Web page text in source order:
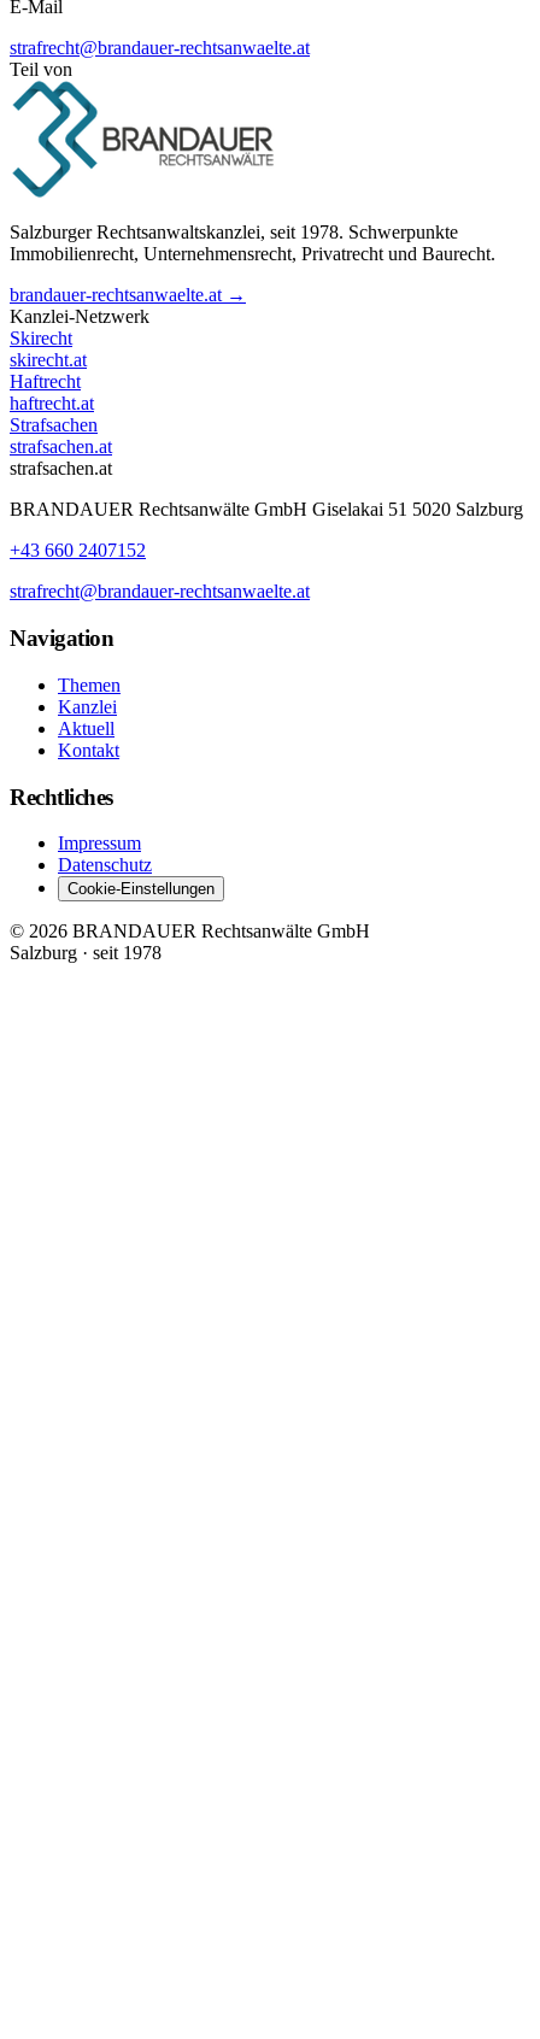
E-Mail
strafrecht@brandauer-rechtsanwaelte.at
Teil von
Salzburger Rechtsanwaltskanzlei, seit 1978. Schwerpunkte
Immobilienrecht, Unternehmensrecht, Privatrecht und Baurecht.
brandauer-rechtsanwaelte.at →
Kanzlei-Netzwerk
Skirecht
skirecht.at
Haftrecht
haftrecht.at
Strafsachen
strafsachen.at
strafsachen.at
BRANDAUER Rechtsanwälte GmbH Giselakai 51 5020 Salzburg
+43 660 2407152
strafrecht@brandauer-rechtsanwaelte.at
Navigation
Themen
Kanzlei
Aktuell
Kontakt
Rechtliches
Impressum
Datenschutz
Cookie-Einstellungen
© 2026 BRANDAUER Rechtsanwälte GmbH
Salzburg · seit 1978